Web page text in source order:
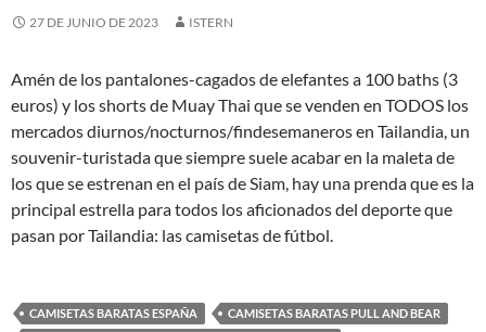
27 DE JUNIO DE 2023 ISTERN
Amén de los pantalones-cagados de elefantes a 100 baths (3
euros) y los shorts de Muay Thai que se venden en TODOS los
mercados diurnos/nocturnos/findesemaneros en Tailandia, un
souvenir-turistada que siempre suele acabar en la maleta de
los que se estrenan en el país de Siam, hay una prenda que es la
principal estrella para todos los aficionados del deporte que
pasan por Tailandia: las camisetas de fútbol.
CAMISETAS BARATAS ESPAÑA
CAMISETAS BARATAS PULL AND BEAR